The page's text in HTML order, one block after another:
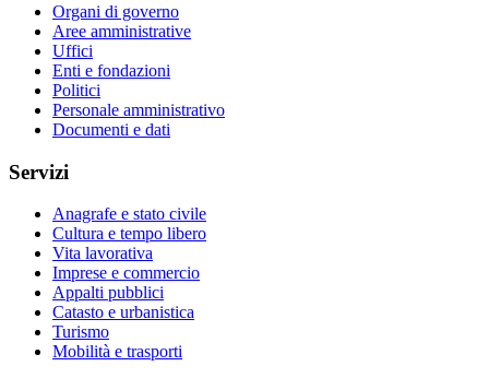
Organi di governo
Aree amministrative
Uffici
Enti e fondazioni
Politici
Personale amministrativo
Documenti e dati
Servizi
Anagrafe e stato civile
Cultura e tempo libero
Vita lavorativa
Imprese e commercio
Appalti pubblici
Catasto e urbanistica
Turismo
Mobilità e trasporti